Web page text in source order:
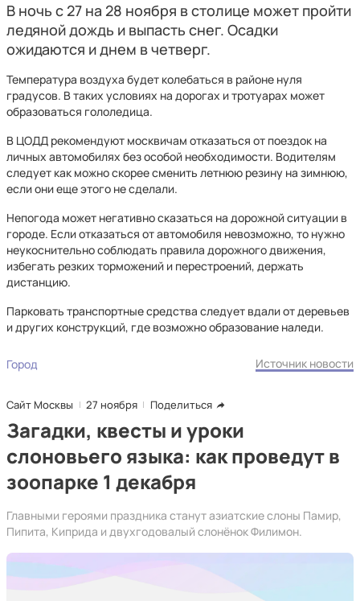
В ночь с 27 на 28 ноября в столице может пройти
ледяной дождь и выпасть снег. Осадки
ожидаются и днем в четверг.
Температура воздуха будет колебаться в районе нуля
градусов. В таких условиях на дорогах и тротуарах может
образоваться гололедица.
В ЦОДД рекомендуют москвичам отказаться от поездок на
личных автомобилях без особой необходимости. Водителям
следует как можно скорее сменить летнюю резину на зимнюю,
если они еще этого не сделали.
Непогода может негативно сказаться на дорожной ситуации в
городе. Если отказаться от автомобиля невозможно, то нужно
неукоснительно соблюдать правила дорожного движения,
избегать резких торможений и перестроений, держать
дистанцию.
Парковать транспортные средства следует вдали от деревьев
и других конструкций, где возможно образование наледи.
Город Источник новости
Сайт Москвы 27 ноября Поделиться
Загадки, квесты и уроки
слоновьего языка: как проведут в
зоопарке 1 декабря
Главными героями праздника станут азиатские слоны Памир,
Пипита, Киприда и двухгодовалый слонёнок Филимон.